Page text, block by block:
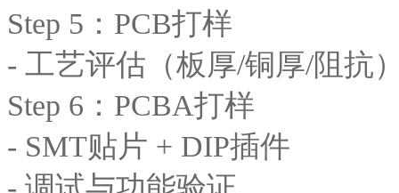
Step 5：PCB打样
- 工艺评估（板厚/铜厚/阻抗
Step 6：PCBA打样
- SMT贴片 + DIP插件